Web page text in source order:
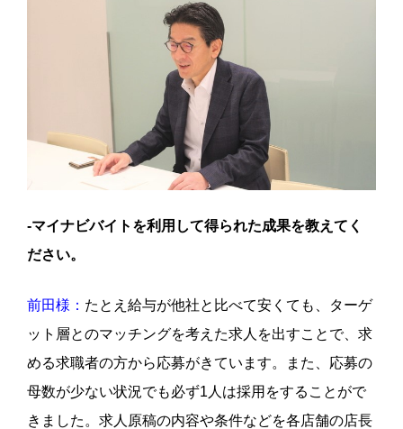
-マイナビバイトを利用して得られた成果を教えてく
ださい。
前田様： たとえ給与が他社と比べて安くても、ターゲ
ット層とのマッチングを考えた求人を出すことで、求
める求職者の方から応募がきています。また、応募の
母数が少ない状況でも必ず1人は採用をすることがで
きました。求人原稿の内容や条件などを各店舗の店長